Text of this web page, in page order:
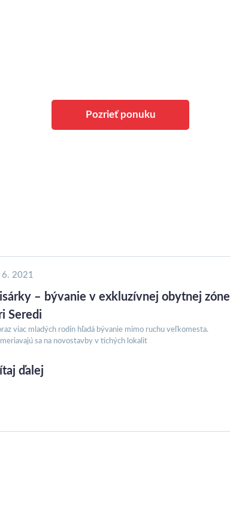
Pozrieť ponuku
6. 2021
– bývanie v exkluzívnej obytnej zóne
Seredi
viac mladých rodín hľadá bývanie mimo ruchu veľkomesta.
sa na novostavby v tichých lokalit
ďalej